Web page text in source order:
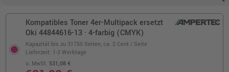
Kompatibles Toner 4er-Multipack ersetzt
Oki 44844616-13 · 4-farbig (CMYK)
Kapazität bis zu 31750 Seiten, ca. 2 Cent / Seite
o. MwSt. 531,08 €
Lieferzeit: 1-3 Werktage